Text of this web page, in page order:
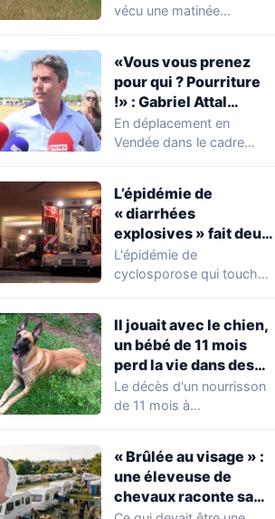
voyage s’installer
heure
vécu une matinée
découverte d'une…
«Vous vous prenez
pour qui ? Pourriture
!» : Gabriel Attal
chahuté sur un
campement illégal
En déplacement en
Vendée dans le cadre
occupations…
L’épidémie de
« diarrhées
explosives » fait deux
premiers morts
L'épidémie de
cyclosporose qui touche
aggravation. Les autorités
sanitaires…
Il jouait avec le chien,
un bébé de 11 mois
perd la vie dans des
circonstances
horribles
Le décès d'un nourrisson
de 11 mois à
profondément…
« Brûlée au visage » :
une éleveuse de
chevaux raconte sa